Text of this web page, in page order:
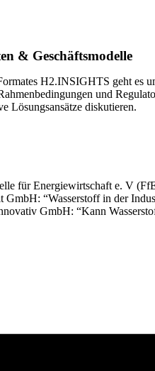
& Geschäftsmodelle
H2.INSIGHTS geht es
und
Lösungsansätze diskutieren.
für Energiewirtschaft e. V
GmbH: “Wasserstoff in der
GmbH: “Kann